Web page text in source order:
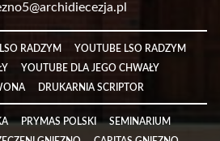
LSO RADZYM
YOUTUBE LSO RADZYM
YOUTUBE DLA JEGO CHWAŁY
DRUKARNIA SCRIPTOR
PRYMAS POLSKI
SEMINARIUM